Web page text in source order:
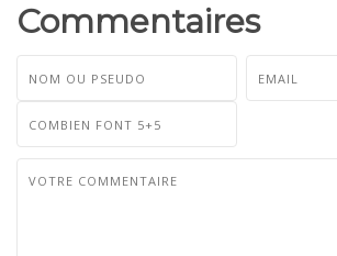
Commentaires